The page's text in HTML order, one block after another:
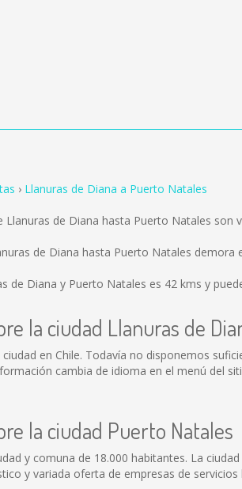
Llanuras de Diana a Puerto Natales
Llanuras de Diana hasta Puerto Natales son
de Diana hasta Puerto Natales demora
de Diana y Puerto Natales es 42 kms y
la ciudad Llanuras de
en Chile. Todavía no disponemos
cambia de idioma en el menú del
la ciudad Puerto Natales
y comuna de 18.000 habitantes. La
y variada oferta de empresas de